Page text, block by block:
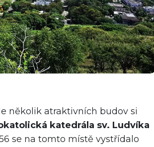
několik atraktivních budov si
katedrála sv. Ludvíka
se na tomto místě vystřídalo